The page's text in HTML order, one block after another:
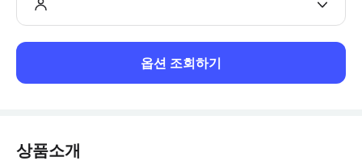
옵션 조회하기
상품소개